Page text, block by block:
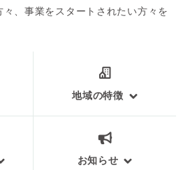
、事業をスタートされたい方々を
地域の特徴
お知らせ